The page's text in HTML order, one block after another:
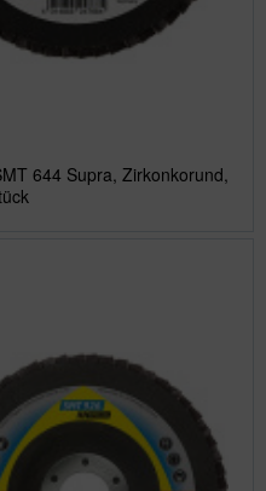
644 Supra, Zirkonkorund,